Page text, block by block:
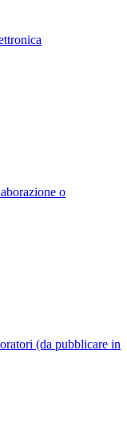
o
(da pubblicare in